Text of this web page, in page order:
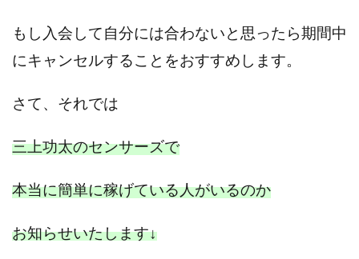
もし入会して自分には合わないと思ったら期間中
にキャンセルすることをおすすめします。
さて、 それでは
三上功太のセンサーズで
本当に簡単に稼げている人がいるのか
お知らせいたします↓
FRONTIER(フロンティア)
FX
FX GO tap
FX King's TRUST
FX/BO
FXミリオネアタワー
GB株式会社
ITS合同会社
JOURNEY（ジャーニー）
KOUTAROU TOMITA